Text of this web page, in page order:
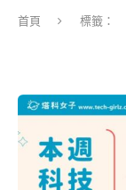
首頁 標籤：